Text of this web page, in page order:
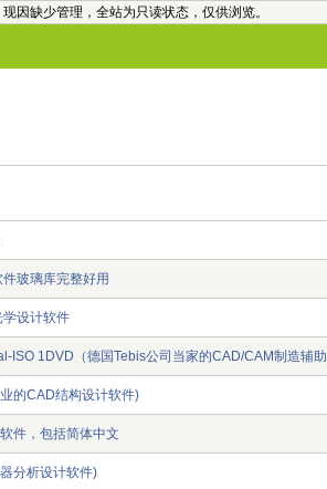
现因缺少管理，全站为只读状态，仅供浏览。
玻璃库完整好用
设计软件
ISO 1DVD（德国Tebis公司当家的CAD/CAM制造辅助
的CAD结构设计软件)
件，包括简体中文
分析设计软件)